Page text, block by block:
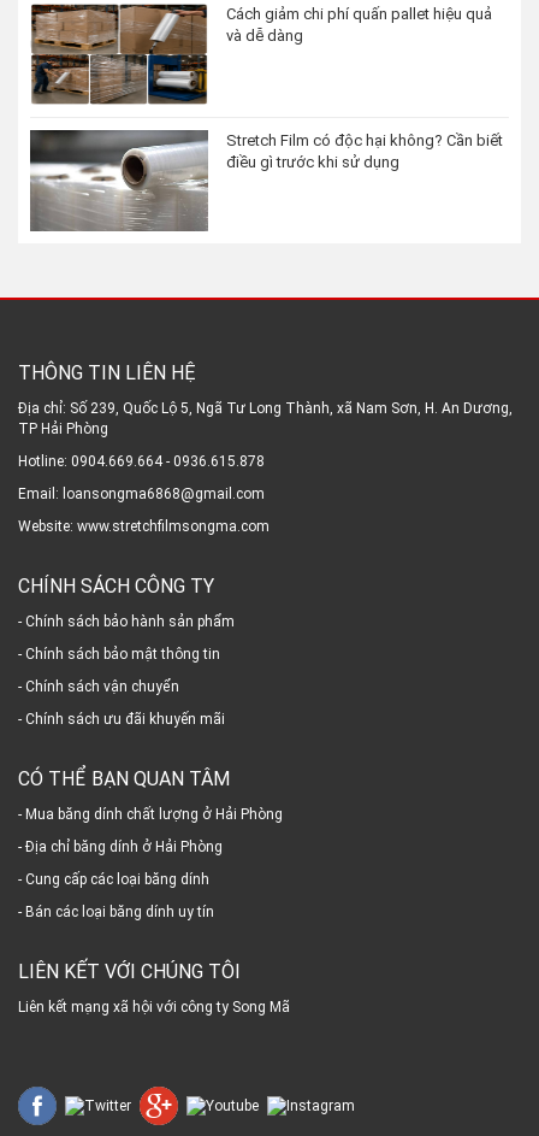
Cách giảm chi phí quấn pallet hiệu quả
và dễ dàng
Stretch Film có độc hại không? Cần biết
điều gì trước khi sử dụng
THÔNG TIN LIÊN HỆ
Địa chỉ: Số 239, Quốc Lộ 5, Ngã Tư Long Thành, xã Nam Sơn, H. An Dương,
TP Hải Phòng
Hotline: 0904.669.664 - 0936.615.878
Email: loansongma6868@gmail.com
Website: www.stretchfilmsongma.com
CHÍNH SÁCH CÔNG TY
- Chính sách bảo hành sản phẩm
- Chính sách bảo mật thông tin
- Chính sách vận chuyển
- Chính sách ưu đãi khuyến mãi
CÓ THỂ BẠN QUAN TÂM
- Mua băng dính chất lượng ở Hải Phòng
- Địa chỉ băng dính ở Hải Phòng
- Cung cấp các loại băng dính
- Bán các loại băng dính uy tín
LIÊN KẾT VỚI CHÚNG TÔI
Liên kết mạng xã hội với công ty Song Mã